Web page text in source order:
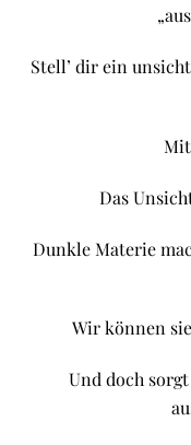
Stell’ dir ein
Das
Dunkle Materie
Wir können
Und doch